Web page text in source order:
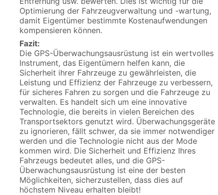
Optimierung der Fahrzeugverwaltung und -wartung,
damit Eigentümer bestimmte Kostenaufwendungen
kompensieren können.
Fazit:
Die GPS-Überwachungsausrüstung ist ein wertvolles
Instrument, das Eigentümern helfen kann, die
Sicherheit ihrer Fahrzeuge zu gewährleisten, die
Leistung und Effizienz der Fahrzeuge zu verbessern,
für sicheres Fahren zu sorgen und die Fahrzeuge zu
verwalten. Es handelt sich um eine innovative
Technologie, die bereits in vielen Bereichen des
Transportsektors genutzt wird. Überwachungsgeräte
zu ignorieren, fällt schwer, da sie immer notwendiger
werden und die Technologie nicht aus der Mode
kommen wird. Die Sicherheit und Effizienz Ihres
Fahrzeugs bedeutet alles, und die GPS-
Überwachungsausrüstung ist eine der besten
Möglichkeiten, sicherzustellen, dass dies auf
höchstem Niveau erhalten bleibt!